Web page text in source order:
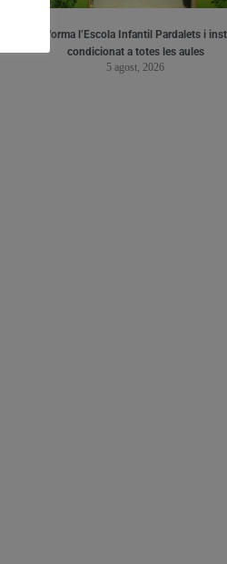
València reforma l’Escola Infantil Pardalets i
condicionat a totes les aules
5 agost, 2026